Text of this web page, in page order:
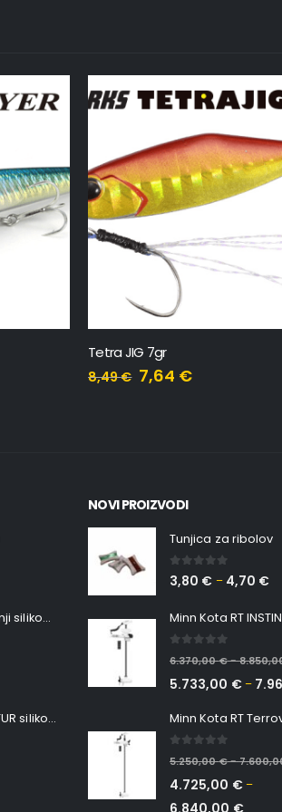
Tetra JIG 7gr
8,49€ 7,64 €
Šetač HOLO srednji silikonska Ribica Belgrade Walker
Šetač srednji NATUR silikonska ribica Belgrade Walker
NOVI PROIZVODI
Tunjica za ribolov
0 out of 5
3,80 € – 4,70 €
6.370,00€–
5.733,00 €–
5.250,00€–
4.725,00 €–